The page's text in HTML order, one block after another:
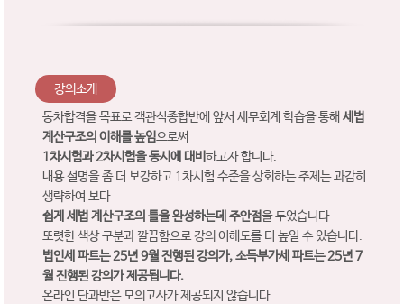
강의소개
동차합격을 목표로 객관식종합반에 앞서 세무회계 학습을 통해세법
계산구조의 이해를 높임으로써
1차시험과 2차시험을 동시에 대비하고자 합니다.
내용 설명을 좀 더 보강하고 1차시험 수준을 상회하는 주제는 과감히
생략하여 보다
쉽게 세법 계산구조의 틀을 완성하는데 주안점을 두었습니다
또렷한 색상 구분과 깔끔함으로 강의 이해도를 더 높일 수 있습니다.
법인세 파트는 25년 9월 진행된 강의가, 소득부가세 파트는 25년 7
월 진행된 강의가 제공됩니다.
온라인 단과반은 모의고사가 제공되지 않습니다.